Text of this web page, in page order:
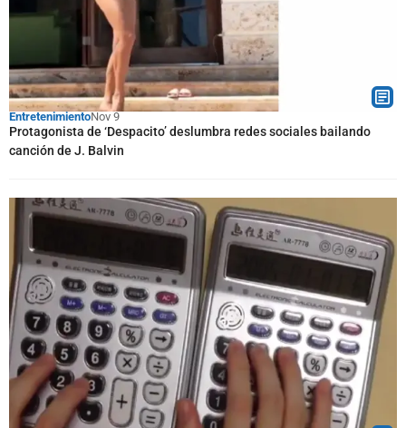
EntretenimientoNov 9
Protagonista de ‘Despacito’ deslumbra redes sociales bailando
canción de J. Balvin